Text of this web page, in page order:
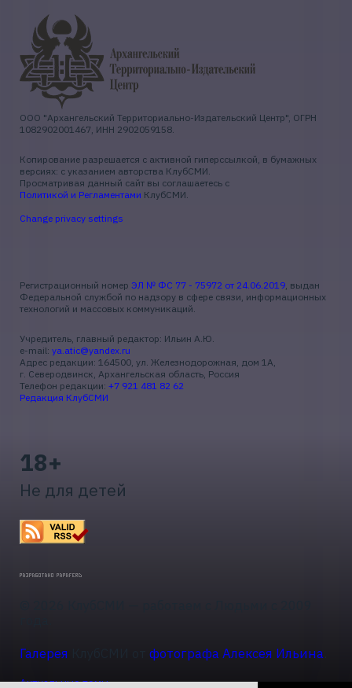
ООО "Архангельский Территориально-Издательский Центр", ОГРН
1082902001467, ИНН 2902059158.
Копирование разрешается с активной гиперссылкой, в бумажных
версиях: с указанием авторства КлубСМИ.
Просматривая данный сайт вы соглашаетесь с
Политикой и Регламентами КлубСМИ.
Change privacy settings
Регистрационный номер ЭЛ № ФС 77 - 75972 от 24.06.2019, выдан
Федеральной службой по надзору в сфере связи, информационных
технологий и массовых коммуникаций.
Учредитель, главный редактор: Ильин А.Ю.
e-mail: ya.atic@yandex.ru
Адрес редакции: 164500, ул. Железнодорожная, дом 1А,
г. Северодвинск, Архангельская область, Россия
Телефон редакции: +7 921 481 82 62
Редакция КлубСМИ
18+
Не для детей
Галерея
фотографа Алексея Ильина
Актуальные темы